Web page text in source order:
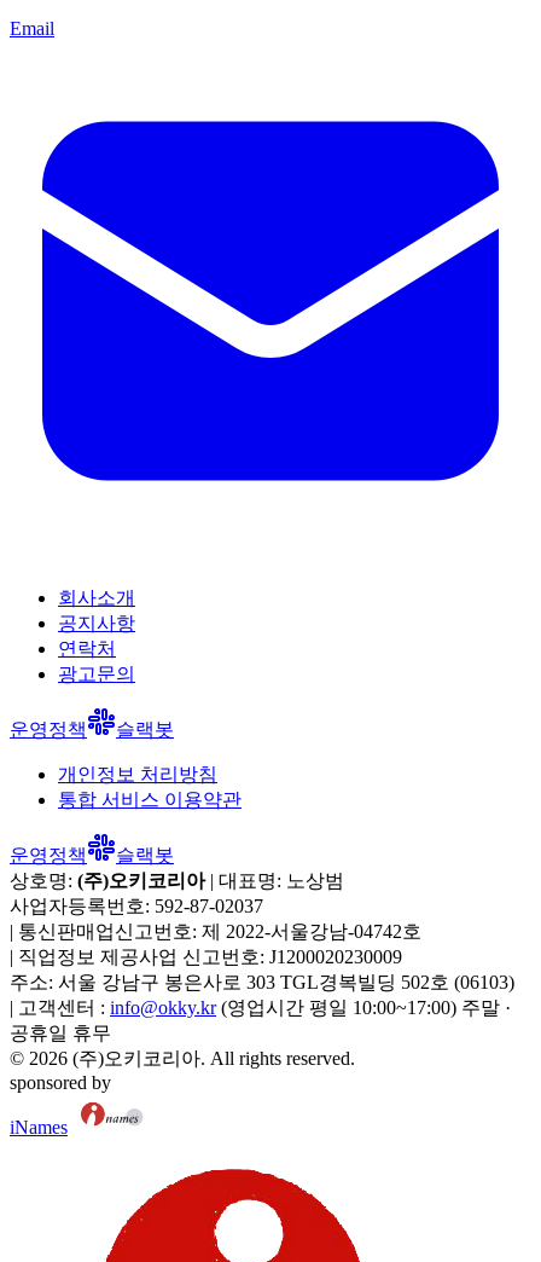
Email
회사소개
공지사항
연락처
광고문의
운영정책 슬랙봇
개인정보 처리방침
통합 서비스 이용약관
운영정책
슬랙봇
상호명: (주)오키코리아| 대표명: 노상범
사업자등록번호: 592-87-02037
| 통신판매업신고번호: 제 2022-서울강남-04742호
| 직업정보 제공사업 신고번호: J1200020230009
주소: 서울 강남구 봉은사로 303 TGL경복빌딩 502호 (06103)
| 고객센터 : info@okky.kr (영업시간 평일 10:00~17:00) 주말 ·
공휴일 휴무
© 2026 (주)오키코리아. All rights reserved.
sponsored by
iNames